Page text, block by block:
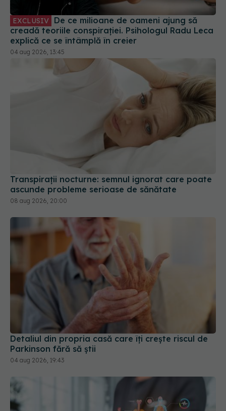
EXCLUSIV
creadă teoriile conspirației. Psihologul Radu Leca
explică ce se întâmplă în creier
04 aug 2026, 13:45
Transpirații nocturne: semnul ignorat care poate
ascunde probleme serioase de sănătate
08 aug 2026, 20:00
Detaliul din propria casă care îți crește riscul de
Parkinson fără să știi
04 aug 2026, 19:43